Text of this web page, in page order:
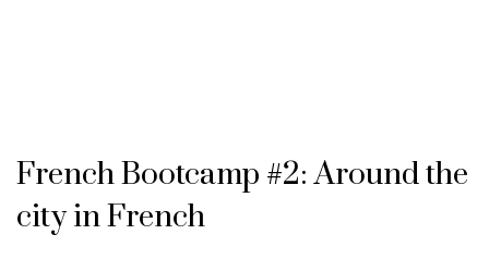
French Bootcamp #2: Around the
city in French